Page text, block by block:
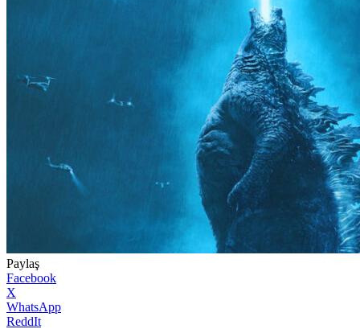
Paylaş
Facebook
X
WhatsApp
ReddIt